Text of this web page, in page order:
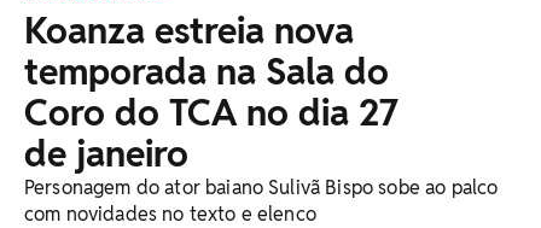
Koanza estreia nova
temporada na Sala do
Coro do TCA no dia 27
de janeiro
Personagem do ator baiano Sulivã Bispo sobe ao palco
com novidades no texto e elenco